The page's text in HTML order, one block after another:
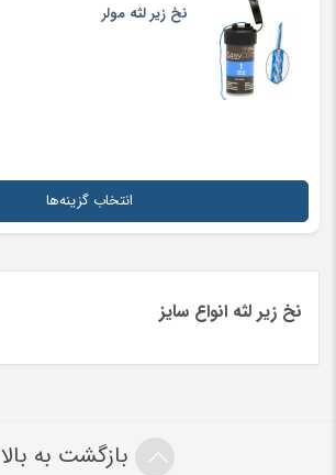
نخ زیر لثه مولر
انتخاب گزینه‌ها
نخ زیر لثه انواع سایز
بازگشت به بالا